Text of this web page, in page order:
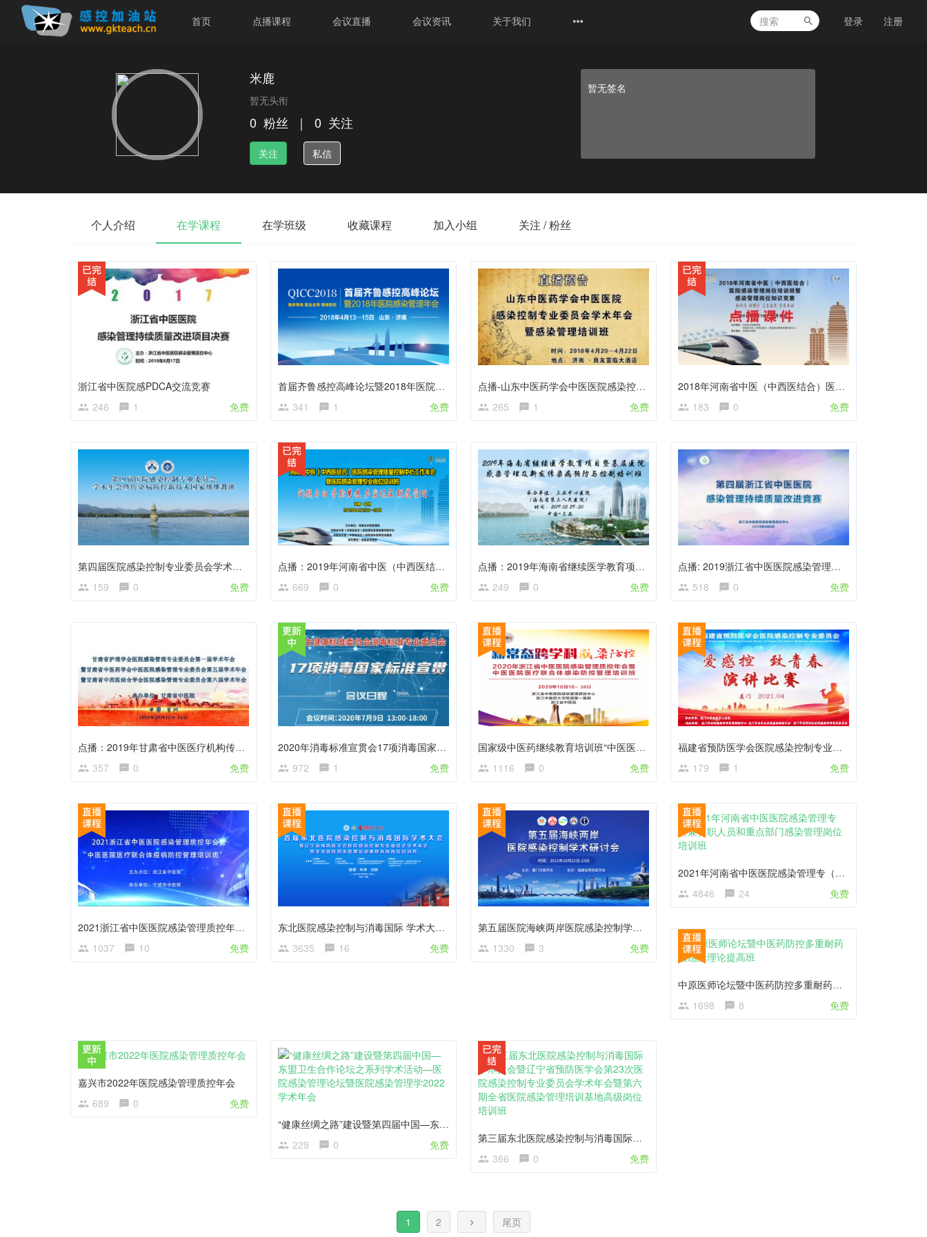
首页 点播课程 会议直播 会议资讯 关于我们 登录 注册
米鹿
暂无头衔
0 粉丝 ｜ 0 关注
关注 私信
暂无签名
个人介绍 在学课程 在学班级 收藏课程 加入小组 关注 / 粉丝
浙江省中医院感PDCA交流竞赛
246
1 免费
首届齐鲁感控高峰论坛暨2018年医院感染管理年会-回播
341
1 免费
点播-山东中医药学会中医医院感染控制专业委员会学术年会暨感染管理培训班
265
1 免费
2018年河南省中医（中西医结合）医院感染管理岗位培训班
183
0 免费
第四届医院感染控制专业委员会学术年会暨传染病防控新技术国家级继教班
159
0 免费
点播：2019年河南省中医（中西医结合）医院感染质量控制中心工作年会暨医院感染专业岗位培训班
669
0 免费
点播：2019年海南省继续医学教育项目暨基层医院感染管理及新发传染病预防与控制培训班
249
0 免费
点播: 2019浙江省中医医院感染管理质控年会及中医医院感染管理持续质量改进项目决赛
518
0 免费
点播：2019年甘肃省中医医疗机构传染病和感染管理培训班
357
0 免费
2020年消毒标准宣贯会17项消毒国家标准汇总
972
1 免费
国家级中医药继续教育培训班“中医医院医疗联合体感染防控管理”开课了
1116
0 免费
福建省预防医学会医院感染控制专业委员会“爱感控•致青春”演讲比赛
179
1 免费
2021浙江省中医医院感染管理质控年会暨“中医医院医疗联合体疫病防控管理培训班”
1037
10 免费
东北医院感染控制与消毒国际 学术大会暨辽宁省预防医学会医院感染控制 专业委员会学术年会暨全省医院感染管理 培训基地高级岗位培训班
3635
16 免费
第五届医院海峡两岸医院感染控制学术研讨会
1330
3 免费
2021年河南省中医医院感染管理专（兼）职人员和重点部门感染管理岗位培训班
4846
24 免费
中原医师论坛暨中医药防控多重耐药菌感染理论提高班
1698
8 免费
嘉兴市2022年医院感染管理质控年会
689
0
免费
“健康丝绸之路”建设暨第四届中国—东盟卫生合作论坛之系列学术活动—医院感染管理论坛暨医院感染管理学2022学术年会
229
0 免费
第三届东北医院感染控制与消毒国际学术大会暨辽宁省预防医学会第23次医院感染控制专业委员会学术年会暨第六期全省医院感染管理培训基地高级岗位培训班
366
0 免费
1 2 尾页